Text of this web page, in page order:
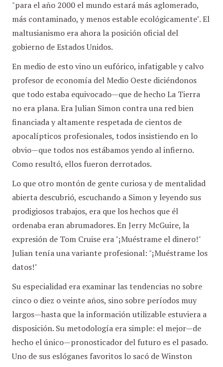
"para el año 2000 el mundo estará más aglomerado,
más contaminado, y menos estable ecológicamente". El
maltusianismo era ahora la posición oficial del
gobierno de Estados Unidos.
En medio de esto vino un eufórico, infatigable y calvo
profesor de economía del Medio Oeste diciéndonos
que todo estaba equivocado—que de hecho La Tierra
no era plana. Era Julian Simon contra una red bien
financiada y altamente respetada de cientos de
apocalípticos profesionales, todos insistiendo en lo
obvio—que todos nos estábamos yendo al infierno.
Como resultó, ellos fueron derrotados.
Lo que otro montón de gente curiosa y de mentalidad
abierta descubrió, escuchando a Simon y leyendo sus
prodigiosos trabajos, era que los hechos que él
ordenaba eran abrumadores. En Jerry McGuire, la
expresión de Tom Cruise era "¡Muéstrame el dinero!"
Julian tenía una variante profesional: "¡Muéstrame los
datos!"
Su especialidad era examinar las tendencias no sobre
cinco o diez o veinte años, sino sobre períodos muy
largos—hasta que la información utilizable estuviera a
disposición. Su metodología era simple: el mejor—de
hecho el único—pronosticador del futuro es el pasado.
Uno de sus eslóganes favoritos lo sacó de Winston